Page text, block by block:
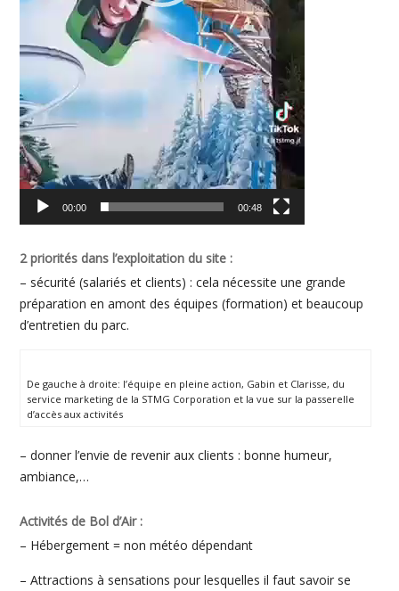
00:00 00:48
2 priorités dans l’exploitation du site :
– sécurité (salariés et clients) : cela nécessite une grande
préparation en amont des équipes (formation) et beaucoup
d’entretien du parc.
De gauche à droite: l’équipe en pleine action, Gabin et Clarisse, du
service marketing de la STMG Corporation et la vue sur la passerelle
d’accès aux activités
– donner l’envie de revenir aux clients : bonne humeur,
ambiance,…
Activités de Bol d’Air :
– Hébergement = non météo dépendant
– Attractions à sensations pour lesquelles il faut savoir se